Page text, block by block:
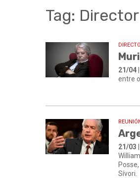
Tag: Director
21/04
entre
21/03
Sívori.